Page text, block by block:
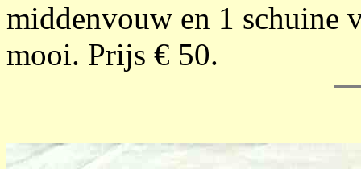
middenvouw en 1 schuine
mooi. Prijs € 50.